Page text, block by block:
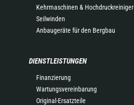
Kehrmaschinen & Hochdruckreiniger
Seilwinden
Anbaugeräte für den Bergbau
DIENSTLEISTUNGEN
Finanzierung
Wartungsvereinbarung
Original-Ersatzteile